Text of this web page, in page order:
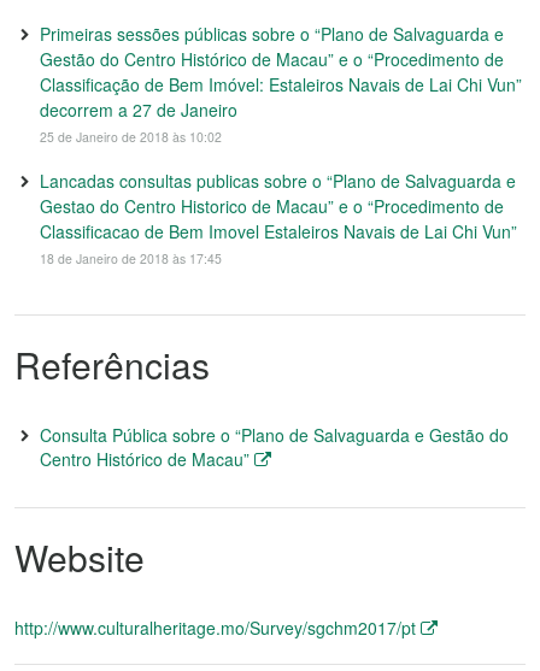
Primeiras sessões públicas sobre o “Plano de Salvaguarda e
Gestão do Centro Histórico de Macau” e o “Procedimento de
Classificação de Bem Imóvel: Estaleiros Navais de Lai Chi Vun”
decorrem a 27 de Janeiro
25 de Janeiro de 2018 às 10:02
Lancadas consultas publicas sobre o “Plano de Salvaguarda e
Gestao do Centro Historico de Macau” e o “Procedimento de
Classificacao de Bem Imovel Estaleiros Navais de Lai Chi Vun”
18 de Janeiro de 2018 às 17:45
Referências
Consulta Pública sobre o “Plano de Salvaguarda e Gestão do
Centro Histórico de Macau”
Website
http://www.culturalheritage.mo/Survey/sgchm2017/pt